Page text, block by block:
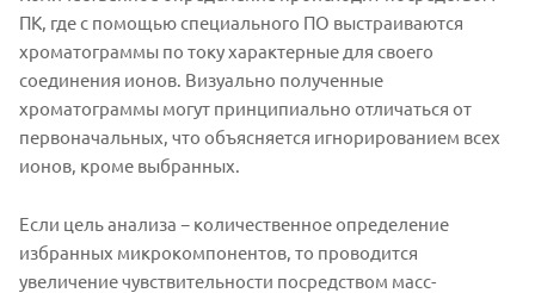
ПК, где с помощью специального ПО выстраиваются
хроматограммы по току характерные для своего
соединения ионов. Визуально полученные
хроматограммы могут принципиально отличаться от
первоначальных, что объясняется игнорированием всех
ионов, кроме выбранных.
Если цель анализа − количественное определение
избранных микрокомпонентов, то проводится
увеличение чувствительности посредством масс-